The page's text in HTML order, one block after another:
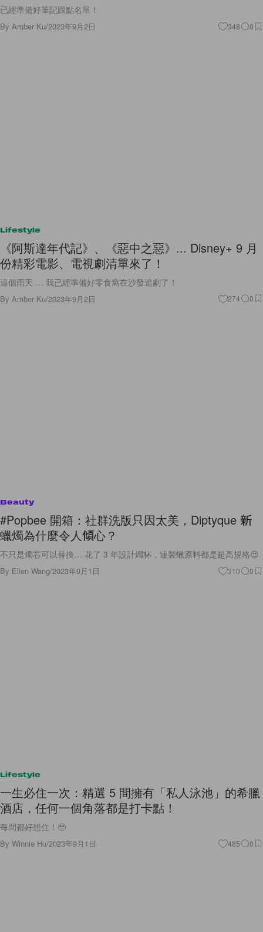
已經準備好筆記踩點名單！
By Amber Ku/2023年9月2日 348 0
Lifestyle
《阿斯達年代記》、《惡中之惡》... Disney+ 9 月
份精彩電影、電視劇清單來了！
這個雨天 … 我已經準備好零食窩在沙發追劇了！
By Amber Ku/2023年9月2日 274 0
Beauty
#Popbee 開箱：社群洗版只因太美，Diptyque 新
蠟燭為什麼令人傾心？
不只是燭芯可以替換… 花了 3 年設計燭杯，連製蠟原料都是超高規格😍
By Ellen Wang/2023年9月1日 310 0
Lifestyle
一生必住一次：精選 5 間擁有「私人泳池」的希臘
酒店，任何一個角落都是打卡點！
每間都好想住！🥹
By Winnie Hu/2023年9月1日 485 0